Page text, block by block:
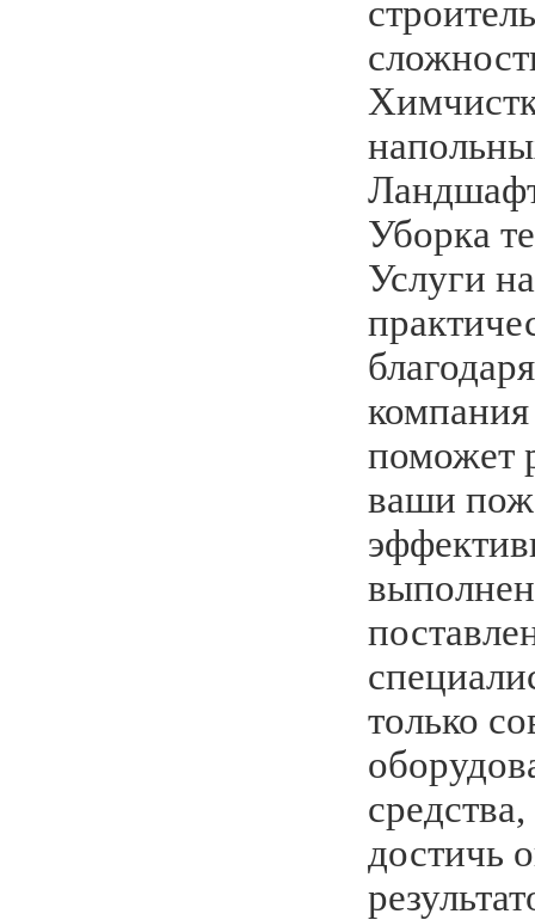
Уборка
Услуги
поможет
ваши
только
достичь